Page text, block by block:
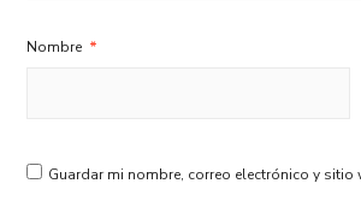
Nombre *
Guardar mi nombre, correo electrónico y